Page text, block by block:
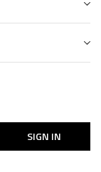
SIGN IN